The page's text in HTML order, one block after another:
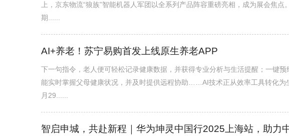
上，京东物流“狼族”智能机器人军团以全系列产品阵容重磅亮相，成为展会焦
期......
AI+养老！苏宁易购首发上线原生养老APP
下一句指令，老人便可轻松记录健康数据，并获得专业分析与生活提醒；一键
能实时掌握父母健康状况，并及时提供远程协助……AI技术正从效率工具转化为
月29......
智启申城，共赴新程｜华为坤灵中国行2025上海站，助力